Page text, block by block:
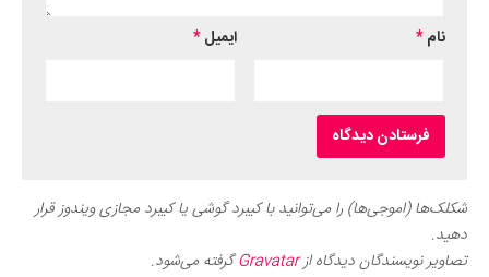
نام* ایمیل*
شکلک‌ها (اموجی‌ها) را می‌توانید با کیبرد گوشی یا کیبرد مجازی ویندوز قرار
دهید.
تصاویر نویسندگان دیدگاه ازGravatarگرفته می‌شود.